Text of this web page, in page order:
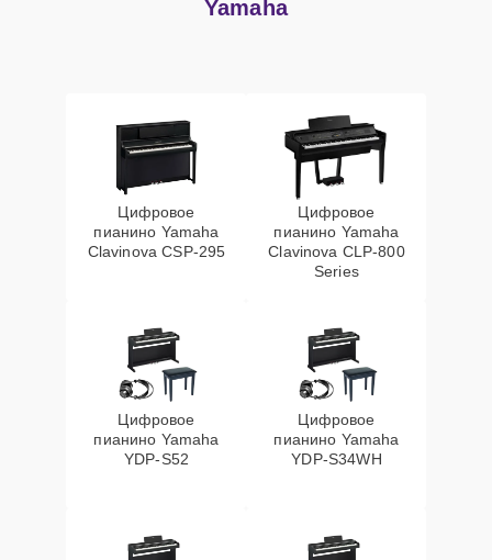
Yamaha
Цифровое
пианино Yamaha
Clavinova CSP-295
Цифровое
пианино Yamaha
Clavinova CLP-800
Series
Цифровое
пианино Yamaha
YDP-S52
Цифровое
пианино Yamaha
YDP-S34WH